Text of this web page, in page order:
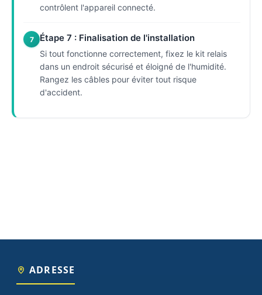
contrôlent l'appareil connecté.
7 Étape 7 : Finalisation de l'installation
Si tout fonctionne correctement, fixez le kit relais
dans un endroit sécurisé et éloigné de l'humidité.
Rangez les câbles pour éviter tout risque
d'accident.
ADRESSE